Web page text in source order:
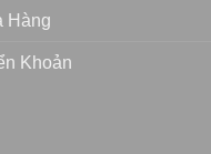
Hàng
Khoản